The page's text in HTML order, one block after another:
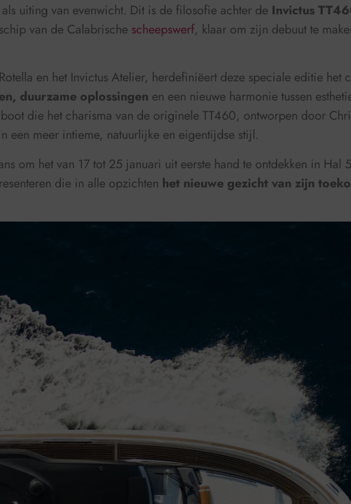
uiting van evenwicht. Dit is de filosofie achter de Invictus
van de Calabrische scheepswerf, klaar om zijn debuut te
en het Invictus Atelier, herdefiniëert deze speciale editie het
duurzame oplossingen en een nieuwe harmonie tussen
die het charisma van de originele TT460, ontworpen door
meer intieme, natuurlijke en eigentijdse stijl.
om het van 17 tot 25 januari uit eerste hand te ontdekken in Hal
die in alle opzichten het nieuwe gezicht van zijn